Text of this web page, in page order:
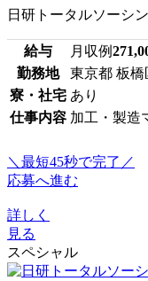
日研トータルソーシ
給与 月収例
勤務地
東京都 板橋
寮・社宅 あり
仕事内容 加工・製造
＼最短45秒で完了／
応募へ進む
詳しく
見る
スペシャル